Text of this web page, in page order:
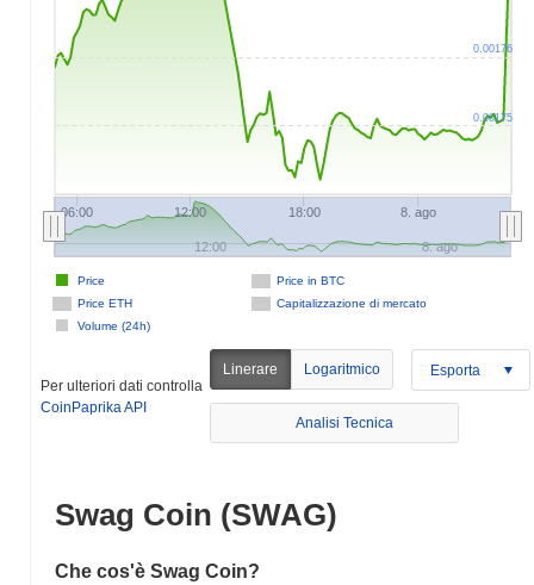
06:00 12:00 18:00 8. ago
Price in BTC
Price ETH
Capitalizzazione di mercato
Volume (24h)
Price
12:00 8. ago
0.00175
0.00176
Per ulteriori dati controlla
CoinPaprika API
Linerare Logaritmico Esporta
Analisi Tecnica
Swag Coin (SWAG)
Che cos'è Swag Coin?